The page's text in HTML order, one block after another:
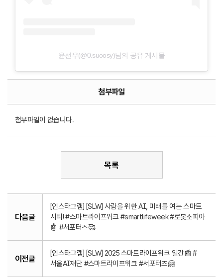
윤선우(@0.suoosy)님의 공유 게시물
첨부파일
첨부파일이 없습니다.
목록
다음글
[인스타그램] [SLW] 사람을 위한 AI, 미래를 여는 스마트
시티! #스마트라이프위크 #smartlifeweek #로봇소피아
🤖 #서포터즈🥰
이전글
[인스타그램] [SLW] 2025 스마트라이프위크 일간📰 #
서울AI재단 #스마트라이프위크 #서포터즈🤗